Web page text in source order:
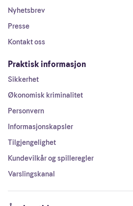
Nyhetsbrev
Presse
Kontakt oss
Praktisk informasjon
Sikkerhet
Økonomisk kriminalitet
Personvern
Informasjonskapsler
Tilgjengelighet
Kundevilkår og spilleregler
Varslingskanal